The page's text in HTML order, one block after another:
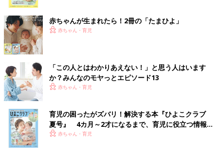
赤ちゃんが生まれたら！2冊の「たまひよ」
赤ちゃん・育児
「この人とはわかりあえない！」と思う人はいます
か？みんなのモヤっとエピソード13
赤ちゃん・育児
育児の困ったがズバリ！解決する本『ひよこクラブ
夏号』 4カ月～2才になるまで、育児に役立つ情報が
いっぱい！
赤ちゃん・育児